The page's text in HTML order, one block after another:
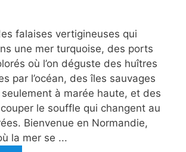
falaises vertigineuses qui
une mer turquoise, des ports
où l’on déguste des huîtres
par l’océan, des îles sauvages
à marée haute, et des
le souffle qui changent au
Bienvenue en Normandie,
la mer se ...